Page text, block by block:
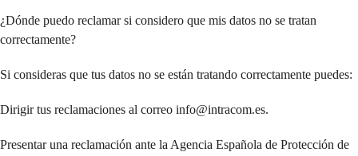
¿Dónde puedo reclamar si considero que mis datos no se tratan
correctamente?
Si consideras que tus datos no se están tratando correctamente puedes:
Dirigir tus reclamaciones al correo info@intracom.es.
Presentar una reclamación ante la Agencia Española de Protección de